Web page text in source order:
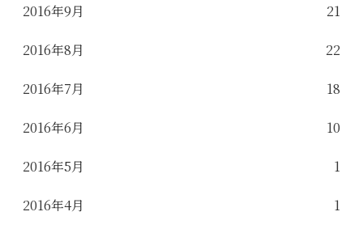
2016年9月 21
2016年8月 22
2016年7月 18
2016年6月 10
2016年5月 1
2016年4月 1